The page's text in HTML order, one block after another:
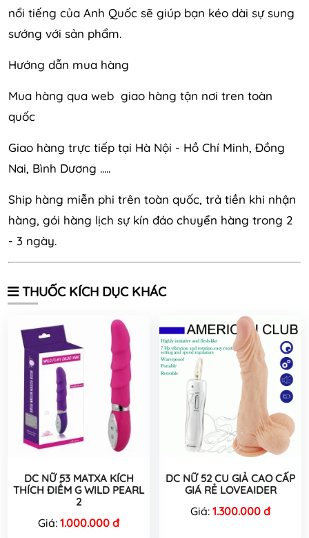
nổi tiếng của Anh Quốc sẽ giúp bạn kéo dài sự sung
sướng với sản phẩm.
Hướng dẫn mua hàng
Mua hàng qua web giao hàng tận nơi tren toàn
quốc
Giao hàng trực tiếp tại Hà Nội - Hồ Chí Minh, Đồng
Nai, Bình Dương .....
Ship hàng miễn phi trên toàn quốc, trả tiền khi nhận
hàng, gói hàng lịch sự kín đáo chuyển hàng trong 2
- 3 ngày.
THUỐC KÍCH DỤC KHÁC
DC NỮ 53 MATXA KÍCH
THÍCH ĐIỂM G WILD PEARL
2
Giá: 1.000.000 đ
DC NỮ 52 CU GIẢ CAO CẤP
GIÁ RẺ LOVEAIDER
Giá: 1.300.000 đ